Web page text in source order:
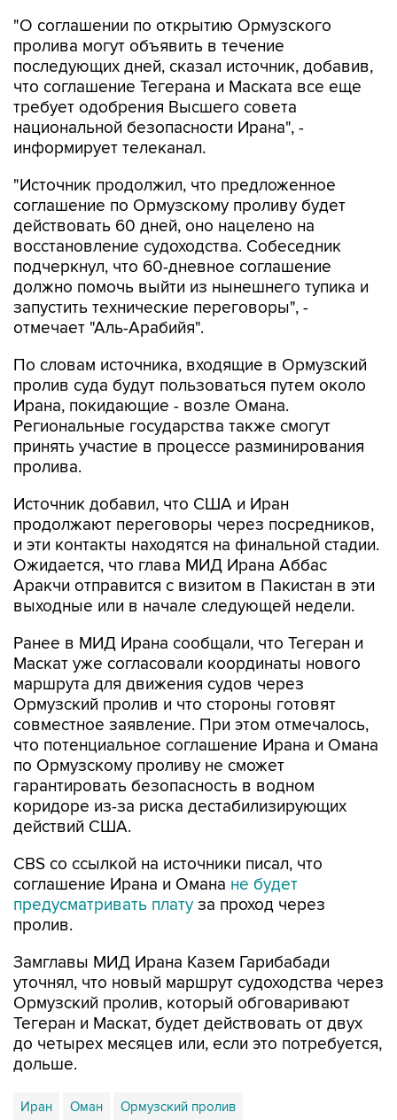
"О соглашении по открытию Ормузского
пролива могут объявить в течение
последующих дней, сказал источник, добавив,
что соглашение Тегерана и Маската все еще
требует одобрения Высшего совета
национальной безопасности Ирана", -
информирует телеканал.
"Источник продолжил, что предложенное
соглашение по Ормузскому проливу будет
действовать 60 дней, оно нацелено на
восстановление судоходства. Собеседник
подчеркнул, что 60-дневное соглашение
должно помочь выйти из нынешнего тупика и
запустить технические переговоры", -
отмечает "Аль-Арабийя".
По словам источника, входящие в Ормузский
пролив суда будут пользоваться путем около
Ирана, покидающие - возле Омана.
Региональные государства также смогут
принять участие в процессе разминирования
пролива.
Источник добавил, что США и Иран
продолжают переговоры через посредников,
и эти контакты находятся на финальной стадии.
Ожидается, что глава МИД Ирана Аббас
Аракчи отправится с визитом в Пакистан в эти
выходные или в начале следующей недели.
Ранее в МИД Ирана сообщали, что Тегеран и
Маскат уже согласовали координаты нового
маршрута для движения судов через
Ормузский пролив и что стороны готовят
совместное заявление. При этом отмечалось,
что потенциальное соглашение Ирана и Омана
по Ормузскому проливу не сможет
гарантировать безопасность в водном
коридоре из-за риска дестабилизирующих
действий США.
CBS со ссылкой на источники писал, что
соглашение Ирана и Омана не будет
предусматривать плату за проход через
пролив.
Замглавы МИД Ирана Казем Гарибабади
уточнял, что новый маршрут судоходства через
Ормузский пролив, который обговаривают
Тегеран и Маскат, будет действовать от двух
до четырех месяцев или, если это потребуется,
дольше.
Иран Оман Ормузский пролив